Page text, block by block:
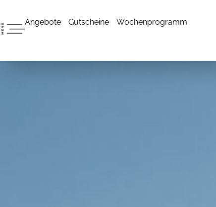
Angebote Gutscheine Wochenprogramm